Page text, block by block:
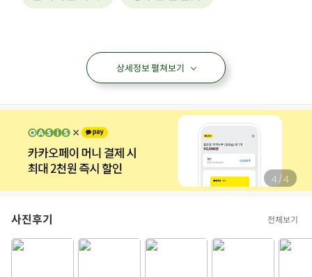
상세정보 펼쳐보기
4 /4
사진후기 전체보기